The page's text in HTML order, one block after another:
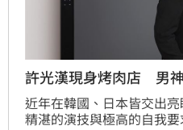
許光漢現身烤肉店 男
近年在韓國、日本皆交出
精湛的演技與極高的自我